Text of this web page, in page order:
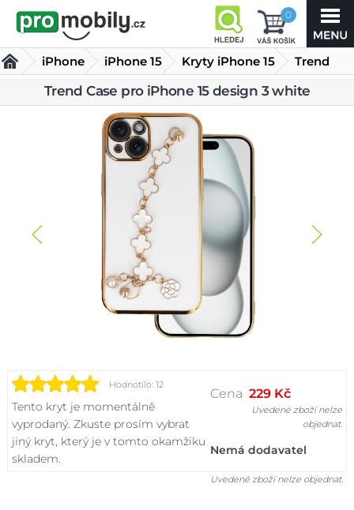
0
iPhone iPhone 15 Kryty iPhone 15
Trend
Case pro
iPhone 15 design 3 white
Trend Case pro iPhone 15 design 3 white
Hodnotilo: 12
Tento kryt je momentálně
vyprodaný. Zkuste prosím vybrat
jiný kryt, který je v tomto okamžiku
skladem.
Cena 229 Kč
Uvedené zboží nelze
objednat.
Nemá dodavatel
Uvedené zboží nelze objednat.